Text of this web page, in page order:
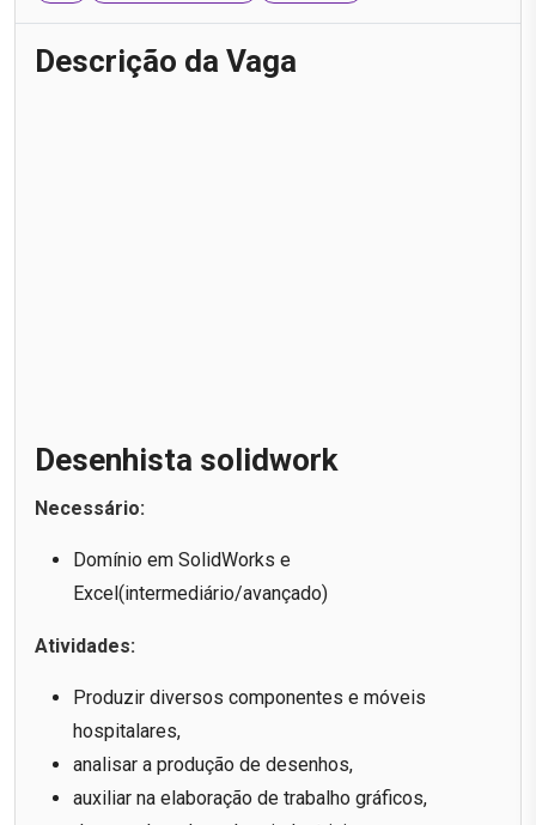
Descrição da Vaga
Desenhista solidwork
Necessário:
Domínio em SolidWorks e
Excel(intermediário/avançado)
Atividades:
Produzir diversos componentes e móveis
hospitalares,
analisar a produção de desenhos,
auxiliar na elaboração de trabalho gráficos,